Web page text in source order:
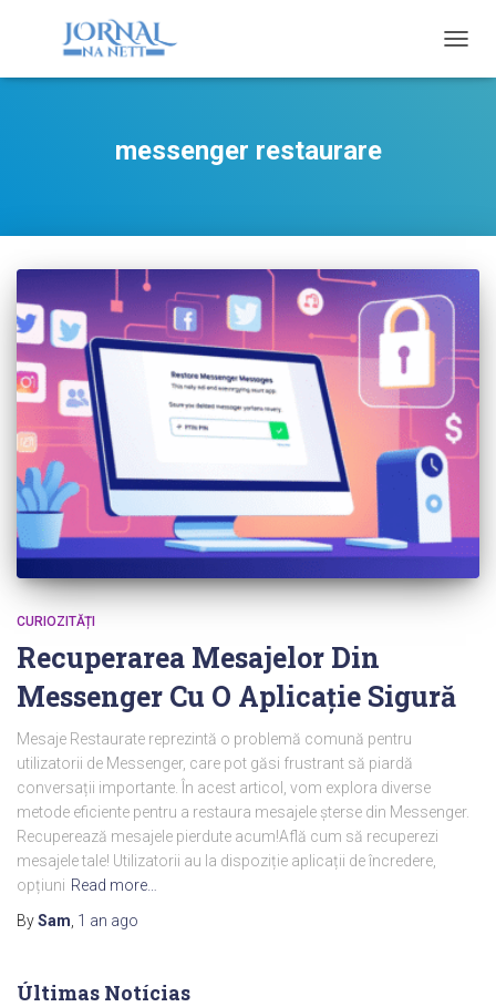
messenger restaurare
CURIOZITĂȚI
Recuperarea Mesajelor Din
Messenger Cu O Aplicație Sigură
Mesaje Restaurate reprezintă o problemă comună pentru
utilizatorii de Messenger, care pot găsi frustrant să piardă
conversații importante. În acest articol, vom explora diverse
metode eficiente pentru a restaura mesajele șterse din Messenger.
Recuperează mesajele pierdute acum!Află cum să recuperezi
mesajele tale! Utilizatorii au la dispoziție aplicații de încredere,
opțiuni Read more…
BySam 1 an ago
Últimas Notícias